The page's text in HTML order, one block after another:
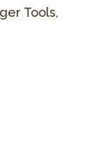
Tools,